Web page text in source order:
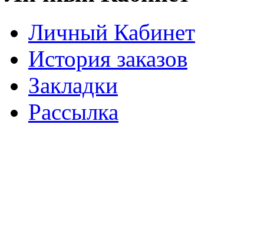
Личный Кабинет
История заказов
Закладки
Рассылка